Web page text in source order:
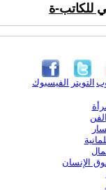
للكاتب-ة
الفيسبوك التويتر
الإنسان